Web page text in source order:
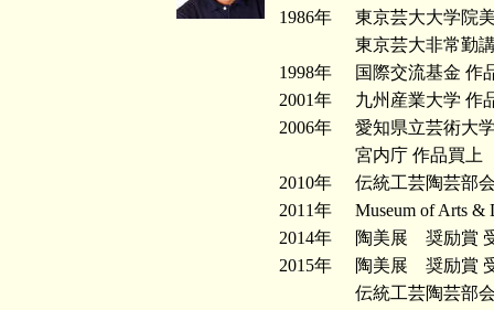
1986年
東京芸大大学院
東京芸大非常勤
1998年
国際交流基金 作
2001年
九州産業大学 作
2006年
愛知県立芸術大
宮内庁 作品買上
2010年
伝統工芸陶芸部
2011年
Museum of Arts &
2014年
陶美展 奨励賞
2015年
陶美展 奨励賞
伝統工芸陶芸部